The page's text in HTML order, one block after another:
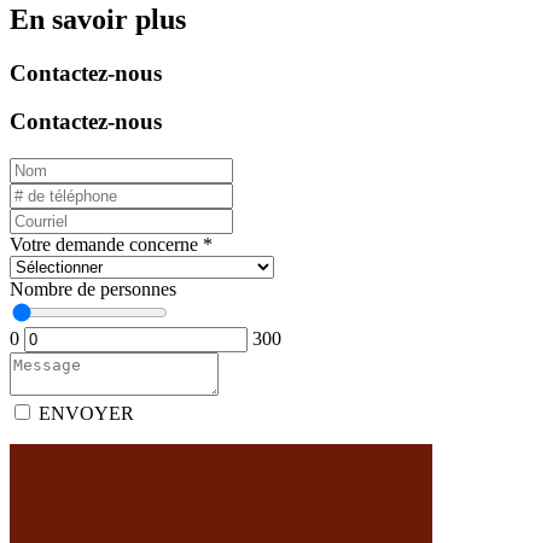
En savoir plus
Contactez-nous
Contactez-nous
Votre demande concerne *
Nombre de personnes
0 300
ENVOYER